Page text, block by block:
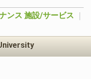
ンス 施設/サービス